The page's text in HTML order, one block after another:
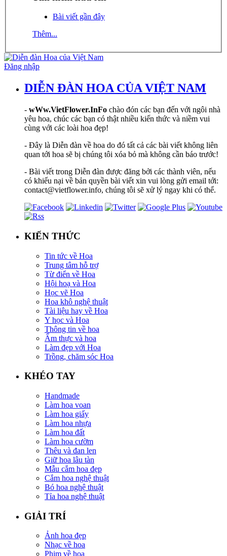
Bài viết gần đây
Thêm...
Đăng nhập
DIỄN ĐÀN HOA CỦA VIỆT NAM
- wWw.VietFlower.InFo chào đón các bạn đến với ngôi nhà
yêu hoa, chúc các bạn có thật nhiều kiến thức và niềm vui
cùng với các loài hoa đẹp!
- Đây là Diễn đàn về hoa do đó tất cả các bài viết không liên
quan tới hoa sẽ bị chúng tôi xóa bỏ mà không cần báo trước!
- Bài viết trong Diễn đàn được đăng bởi các thành viên, nếu
có khiếu nại về bản quyền bài viết xin vui lòng gửi email tới:
contact@vietflower.info, chúng tôi sẽ xử lý ngay khi có thể.
KIẾN THỨC
Tin tức về Hoa
Trung tâm hỗ trợ
Từ điển về Hoa
Hội hoạ và Hoa
Học vẽ Hoa
Hoa khô nghệ thuật
Tài liệu hay về Hoa
Y học và Hoa
Thông tin về hoa
Ẩm thực và hoa
Làm đẹp với Hoa
Trồng, chăm sóc Hoa
KHÉO TAY
Handmade
Làm hoa voan
Làm hoa giấy
Làm hoa nhựa
Làm hoa đất
Làm hoa cườm
Thêu và đan len
Giữ hoa lâu tàn
Mẫu cắm hoa đẹp
Cắm hoa nghệ thuật
Bó hoa nghệ thuật
Tỉa hoa nghệ thuật
GIẢI TRÍ
Ảnh hoa đẹp
Nhạc về hoa
Phim về hoa